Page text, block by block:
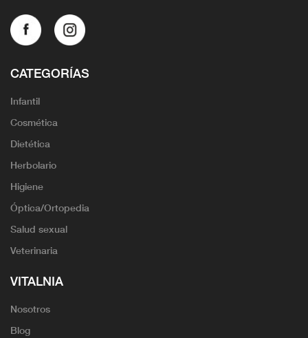
CATEGORÍAS
Infantil
Cosmética
Dietética
Herbolario
Higiene
Óptica/Ortopedia
Salud sexual
Veterinaria
VITALNIA
Nosotros
Blog